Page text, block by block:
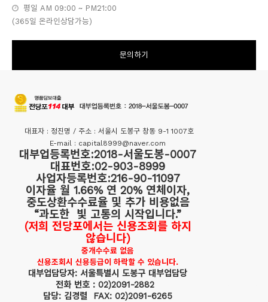
평일 AM 09:00 ~ PM21:00
(365일 온라인상담가능)
문의하기
대표자 : 정진명 / 주소 : 서울시 도봉구 창동 9-1 1007호
E-mail : capital8999@naver.com
대부업등록번호:2018-서울도봉-0007
대표번호:02-903-8999
사업자등록번호:216-90-11097
이자율 월 1.66% 연 20% 연체이자,
중도상환수수료율 및 추가 비용없음
“과도한 빛 고통의 시작입니다.”
(저희 전당포에서는 신용조회를 하지
않습니다)
중개수수료 없음
신용조회시 신용등급이 하락할 수 있습니다.
대부업담당자: 서울특별시 도봉구 대부업담당
전화 번호 : 02)2091-2882
담당: 김경렬 FAX: 02)2091-6265